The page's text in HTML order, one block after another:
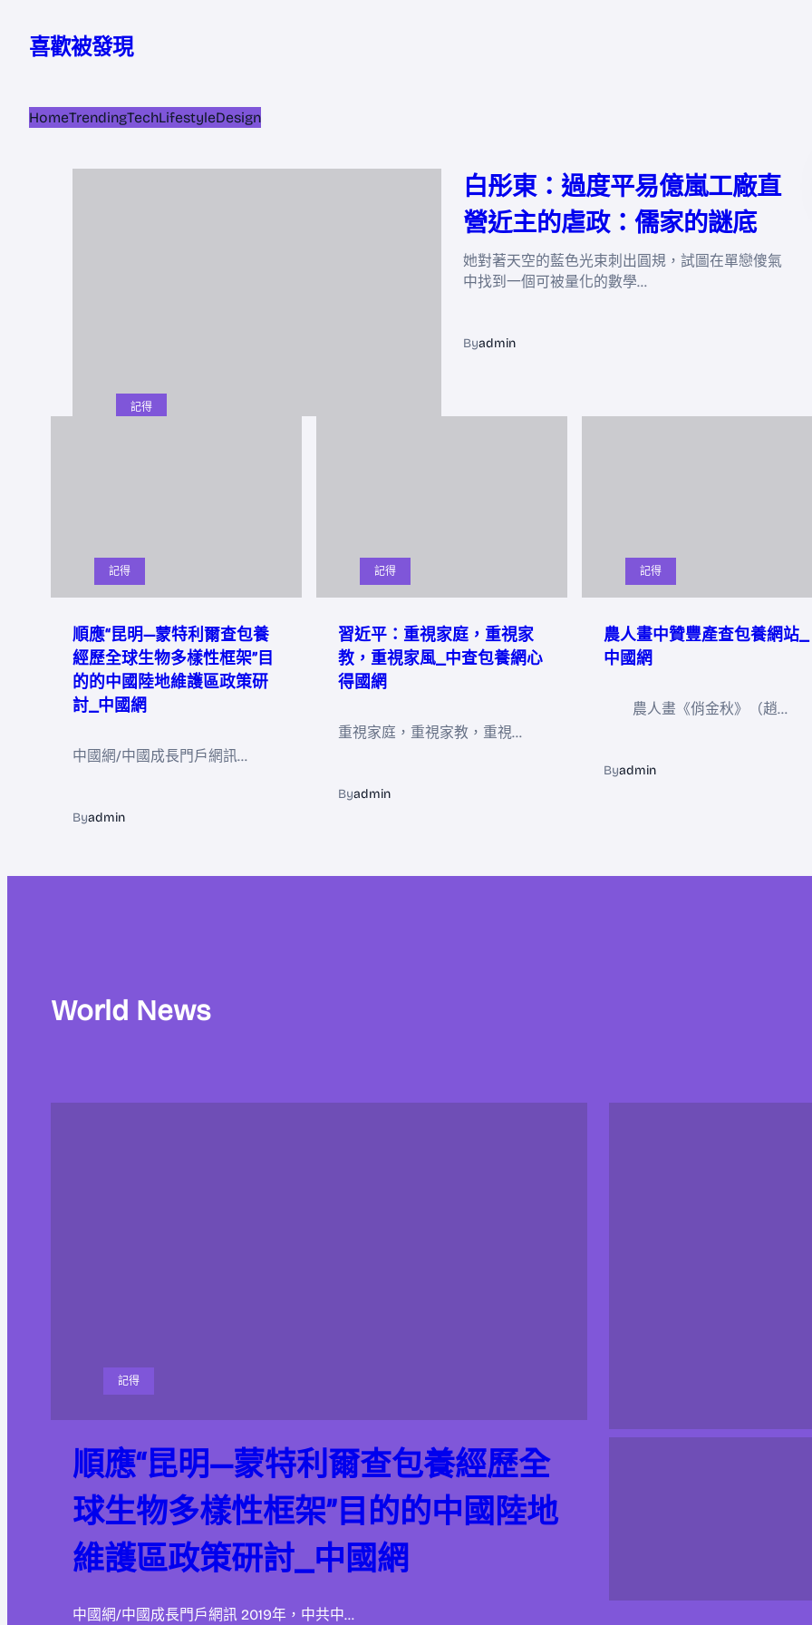
喜歡被發現
HomeTrendingTechLifestyleDesign
記得
白彤東：過度平易億嵐工廠直
營近主的虐政：儒家的謎底
她對著天空的藍色光束刺出圓規，試圖在單戀傻氣
中找到一個可被量化的數學…
Byadmin
記得
順應“昆明—蒙特利爾查包養
經歷全球生物多樣性框架”目
的的中國陸地維護區政策研
討_中國網
中國網/中國成長門戶網訊…
Byadmin
記得
習近平：重視家庭，重視家
教，重視家風_中查包養網心
得國網
重視家庭，重視家教，重視…
Byadmin
記得
農人畫中贊豐產查包養網站_
中國網
農人畫《俏金秋》（趙…
Byadmin
World News
記得
順應“昆明—蒙特利爾查包養經歷全
球生物多樣性框架”目的的中國陸地
維護區政策研討_中國網
中國網/中國成長門戶網訊 2019年，中共中…